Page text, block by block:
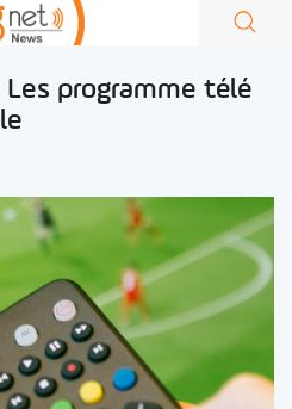
Les programme télé